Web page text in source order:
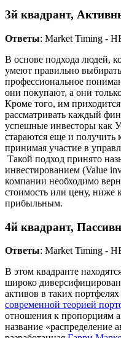
3й квадрант,
Ответы: Market Timing -
В основе подхода людей,
умеют правильно
профессиональное
они покупают, а они
Кроме того, им
рассматривать каждый
успешные инвесторы как
стараются еще и получить
принимая участие в
Такой подход принято
инвестированием (Value
компании необходимо
стоимость или цену, ниже
прибыльным.
4й квадрант,
Ответы: Market Timing -
В этом квадранте
широко
активов в таких
современной теорией
отношения к пропорциям
название «распределение